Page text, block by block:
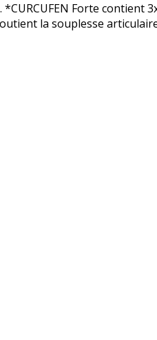
Forte contient
la souplesse